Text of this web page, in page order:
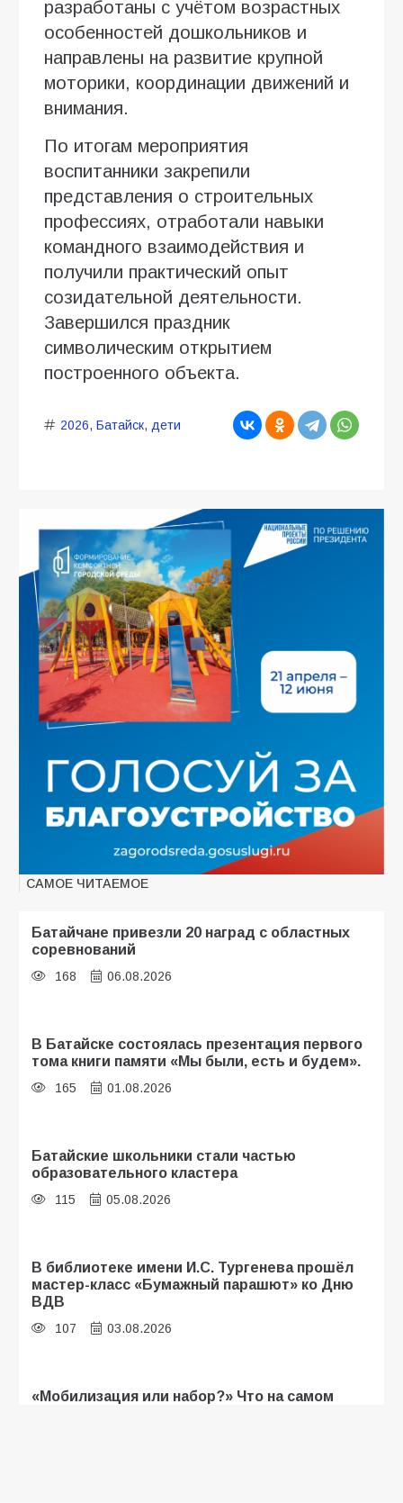
разработаны с учётом возрастных
особенностей дошкольников и
направлены на развитие крупной
моторики, координации движений и
внимания.
По итогам мероприятия
воспитанники закрепили
представления о строительных
профессиях, отработали навыки
командного взаимодействия и
получили практический опыт
созидательной деятельности.
Завершился праздник
символическим открытием
построенного объекта.
2026, Батайск, дети
САМОЕ ЧИТАЕМОЕ
Батайчане привезли 20 наград с областных
соревнований
168 06.08.2026
В Батайске состоялась презентация первого
тома книги памяти «Мы были, есть и будем».
165 01.08.2026
Батайские школьники стали частью
образовательного кластера
115 05.08.2026
В библиотеке имени И.С. Тургенева прошёл
мастер-класс «Бумажный парашют» ко Дню
ВДВ
107 03.08.2026
«Мобилизация или набор?» Что на самом